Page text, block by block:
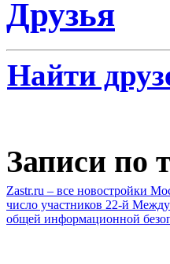
Друзья
Найти
Записи по
Zastr.ru – все новостройки
число участников 22-й
общей информационной